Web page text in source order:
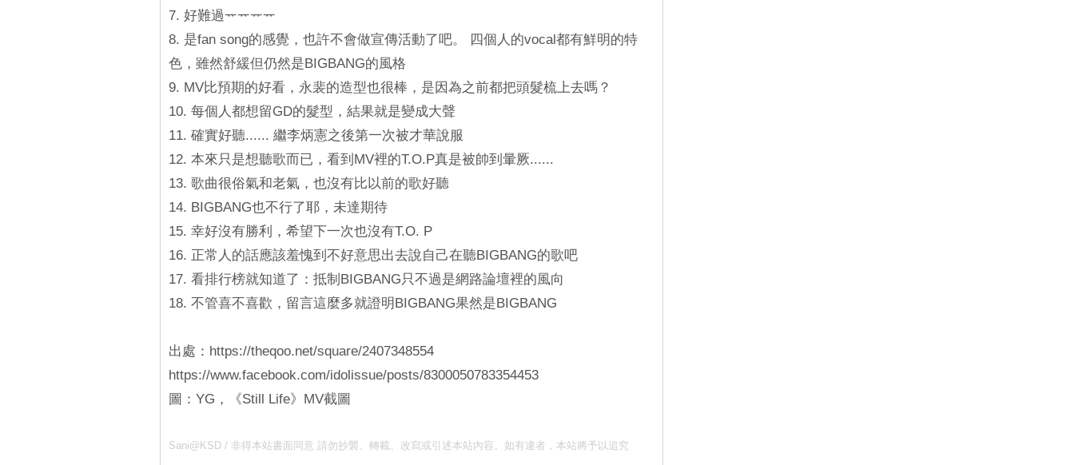
7. 好難過ᅲᅲᅲᅲ
8. 是fan song的感覺，也許不會做宣傳活動了吧。 四個人的vocal都有鮮明的特
色，雖然舒緩但仍然是BIGBANG的風格
9. MV比預期的好看，永裴的造型也很棒，是因為之前都把頭髮梳上去嗎？
10. 每個人都想留GD的髮型，結果就是變成大聲
11. 確實好聽...... 繼李炳憲之後第一次被才華說服
12. 本來只是想聽歌而已，看到MV裡的T.O.P真是被帥到暈厥......
13. 歌曲很俗氣和老氣，也沒有比以前的歌好聽
14. BIGBANG也不行了耶，未達期待
15. 幸好沒有勝利，希望下一次也沒有T.O. P
16. 正常人的話應該羞愧到不好意思出去說自己在聽BIGBANG的歌吧
17. 看排行榜就知道了：抵制BIGBANG只不過是網路論壇裡的風向
18. 不管喜不喜歡，留言這麼多就證明BIGBANG果然是BIGBANG
出處：https://theqoo.net/square/2407348554
https://www.facebook.com/idolissue/posts/8300050783354453
圖：YG，《Still Life》MV截圖
Sani@KSD / 非得本站書面同意 請勿抄襲、轉載、改寫或引述本站內容。如有違者，本站將予以追究